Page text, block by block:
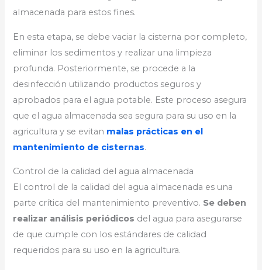
almacenada para estos fines.
En esta etapa, se debe vaciar la cisterna por completo,
eliminar los sedimentos y realizar una limpieza
profunda. Posteriormente, se procede a la
desinfección utilizando productos seguros y
aprobados para el agua potable. Este proceso asegura
que el agua almacenada sea segura para su uso en la
agricultura y se evitan malas prácticas en el
mantenimiento de cisternas.
Control de la calidad del agua almacenada
El control de la calidad del agua almacenada es una
parte crítica del mantenimiento preventivo. Se deben
realizar análisis periódicos del agua para asegurarse
de que cumple con los estándares de calidad
requeridos para su uso en la agricultura.